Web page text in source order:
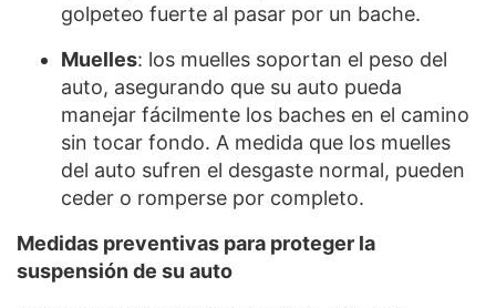
golpeteo fuerte al pasar por un bache.
Muelles: los muelles soportan el peso del
auto, asegurando que su auto pueda
manejar fácilmente los baches en el camino
sin tocar fondo. A medida que los muelles
del auto sufren el desgaste normal, pueden
ceder o romperse por completo.
Medidas preventivas para proteger la
suspensión de su auto